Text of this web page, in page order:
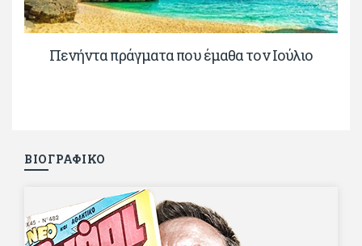
Πενήντα πράγματα που έμαθα τον Ιούλιο
ΒΙΟΓΡΑΦΙΚΟ